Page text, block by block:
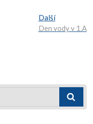
DalšíDalší:
Den vody v 1.A
Hledej